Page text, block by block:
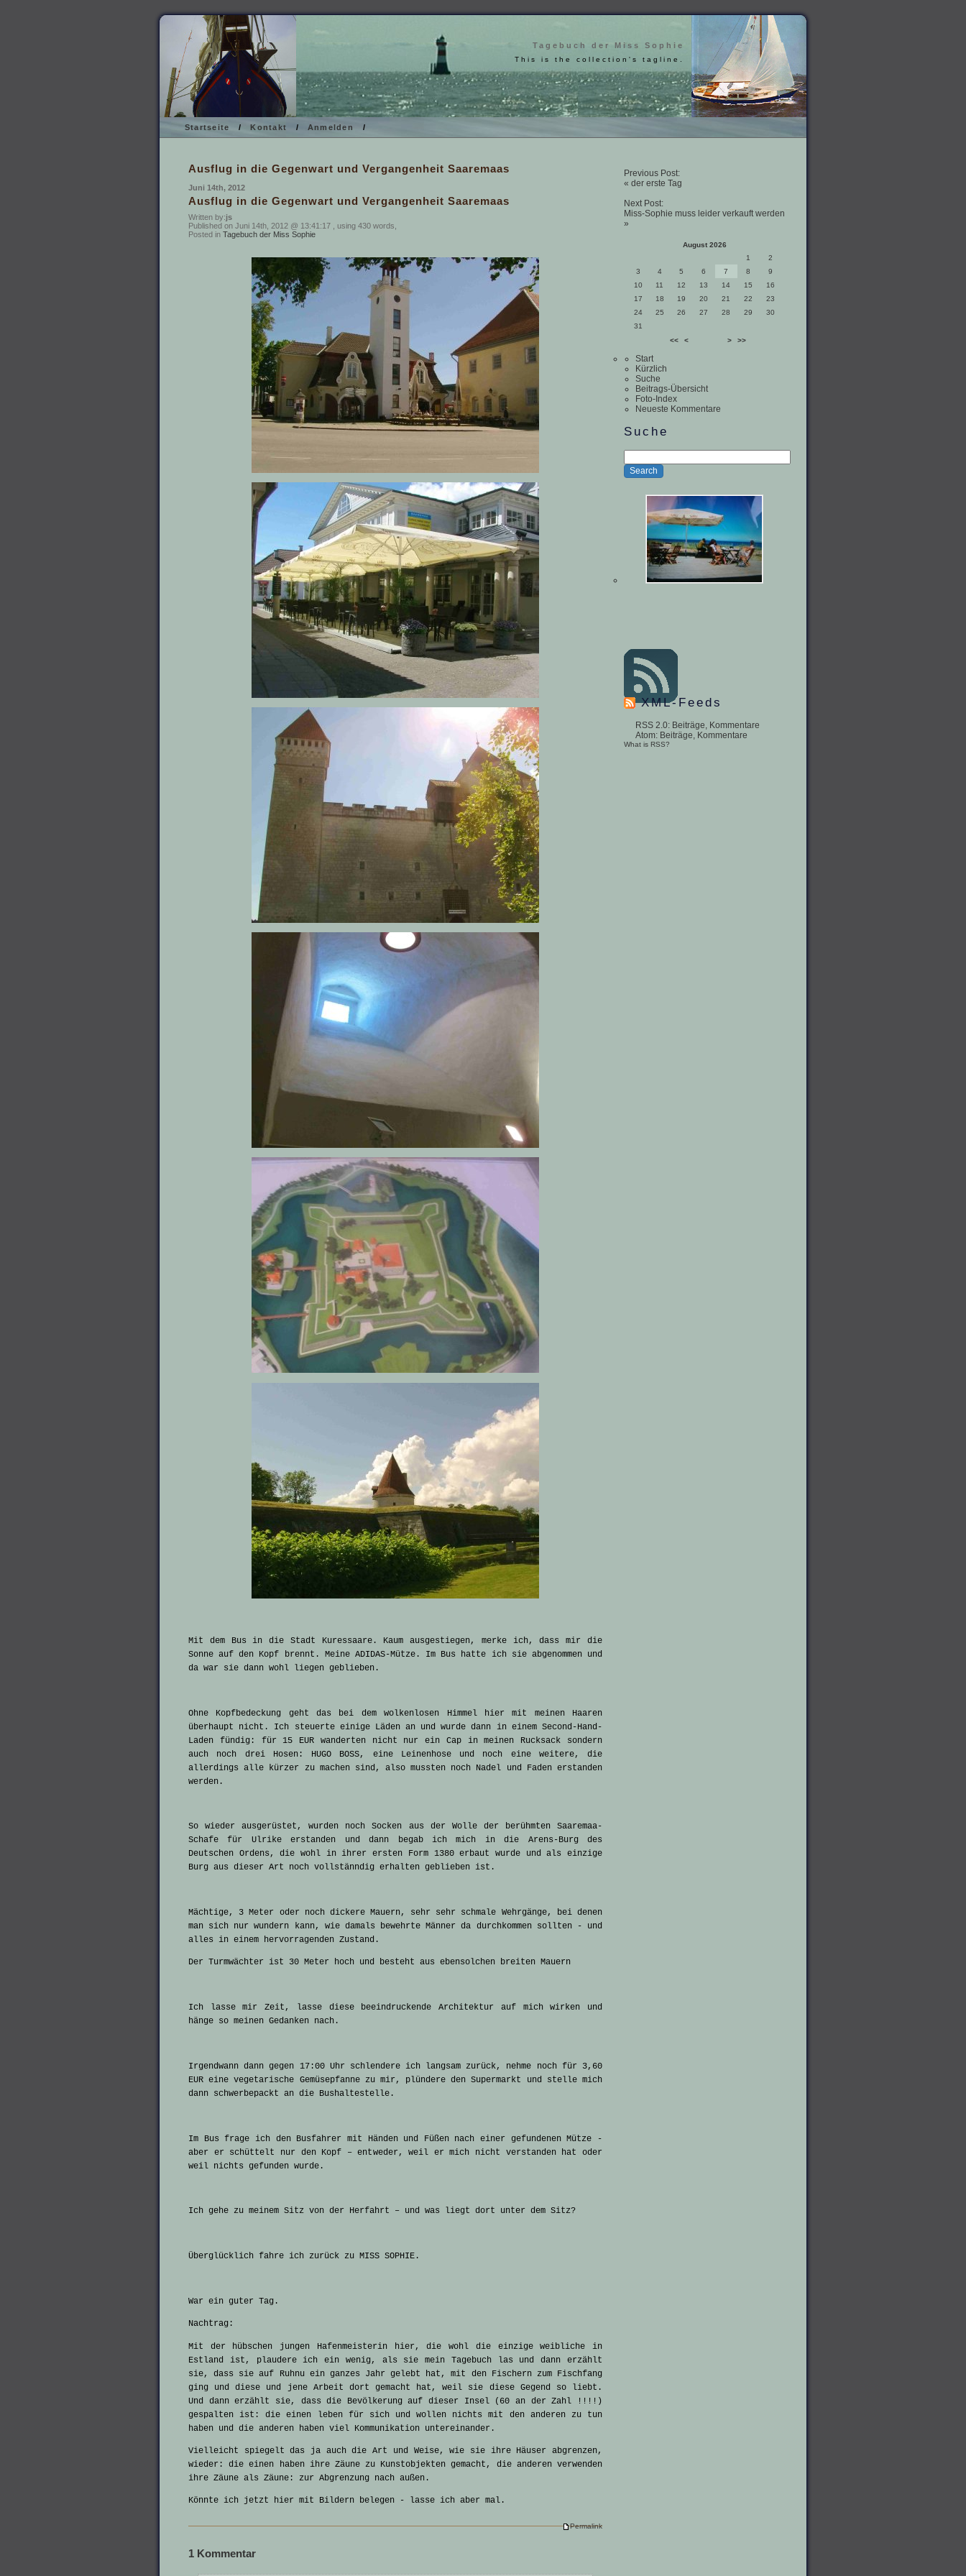
Tagebuch der Miss Sophie
This is the collection's tagline.
Startseite / Kontakt / Anmelden /
Ausflug in die Gegenwart und Vergangenheit Saaremaas
Juni 14th, 2012
Ausflug in die Gegenwart und Vergangenheit Saaremaas
Written by:js
Published on Juni 14th, 2012 @ 13:41:17 , using 430 words,
Posted in Tagebuch der Miss Sophie
Mit dem Bus in die Stadt Kuressaare. Kaum ausgestiegen, merke ich, dass mir die
Sonne auf den Kopf brennt. Meine ADIDAS-Mütze. Im Bus hatte ich sie abgenommen und
da war sie dann wohl liegen geblieben.
Ohne Kopfbedeckung geht das bei dem wolkenlosen Himmel hier mit meinen Haaren
überhaupt nicht. Ich steuerte einige Läden an und wurde dann in einem Second-Hand-
Laden fündig: für 15 EUR wanderten nicht nur ein Cap in meinen Rucksack sondern
auch noch drei Hosen: HUGO BOSS, eine Leinenhose und noch eine weitere, die
allerdings alle kürzer zu machen sind, also mussten noch Nadel und Faden erstanden
werden.
So wieder ausgerüstet, wurden noch Socken aus der Wolle der berühmten Saaremaa-
Schafe für Ulrike erstanden und dann begab ich mich in die Arens-Burg des
Deutschen Ordens, die wohl in ihrer ersten Form 1380 erbaut wurde und als einzige
Burg aus dieser Art noch vollstänndig erhalten geblieben ist.
Mächtige, 3 Meter oder noch dickere Mauern, sehr sehr schmale Wehrgänge, bei denen
man sich nur wundern kann, wie damals bewehrte Männer da durchkommen sollten - und
alles in einem hervorragenden Zustand.
Der Turmwächter ist 30 Meter hoch und besteht aus ebensolchen breiten Mauern
Ich lasse mir Zeit, lasse diese beeindruckende Architektur auf mich wirken und
hänge so meinen Gedanken nach.
Irgendwann dann gegen 17:00 Uhr schlendere ich langsam zurück, nehme noch für 3,60
EUR eine vegetarische Gemüsepfanne zu mir, plündere den Supermarkt und stelle mich
dann schwerbepackt an die Bushaltestelle.
Im Bus frage ich den Busfahrer mit Händen und Füßen nach einer gefundenen Mütze -
aber er schüttelt nur den Kopf – entweder, weil er mich nicht verstanden hat oder
weil nichts gefunden wurde.
Ich gehe zu meinem Sitz von der Herfahrt – und was liegt dort unter dem Sitz?
Überglücklich fahre ich zurück zu MISS SOPHIE.
War ein guter Tag.
Nachtrag:
Mit der hübschen jungen Hafenmeisterin hier, die wohl die einzige weibliche in
Estland ist, plaudere ich ein wenig, als sie mein Tagebuch las und dann erzählt
sie, dass sie auf Ruhnu ein ganzes Jahr gelebt hat, mit den Fischern zum Fischfang
ging und diese und jene Arbeit dort gemacht hat, weil sie diese Gegend so liebt.
Und dann erzählt sie, dass die Bevölkerung auf dieser Insel (60 an der Zahl !!!!)
gespalten ist: die einen leben für sich und wollen nichts mit den anderen zu tun
haben und die anderen haben viel Kommunikation untereinander.
Vielleicht spiegelt das ja auch die Art und Weise, wie sie ihre Häuser abgrenzen,
wieder: die einen haben ihre Zäune zu Kunstobjekten gemacht, die anderen verwenden
ihre Zäune als Zäune: zur Abgrenzung nach außen.
Könnte ich jetzt hier mit Bildern belegen - lasse ich aber mal.
Permalink
1 Kommentar
Previous Post:
« der erste Tag
Next Post:
Miss-Sophie muss leider verkauft werden
»
August 2026
1
2
3
4 5 6 7 8
9
10
11 12 13 14 15
16
17
18 19 20 21 22
23
24
25 26 27 28 29
30
31
<<
< > >>
Start
Kürzlich
Suche
Beitrags-Übersicht
Foto-Index
Neueste Kommentare
Suche
XML-Feeds
RSS 2.0: Beiträge, Kommentare
Atom: Beiträge, Kommentare
What is RSS?